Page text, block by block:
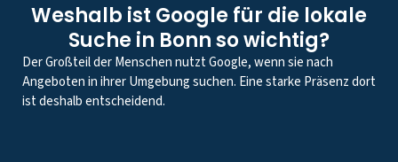
Weshalb ist Google für die lokale
Suche in Bonn so wichtig?
Der Großteil der Menschen nutzt Google, wenn sie nach
Angeboten in ihrer Umgebung suchen. Eine starke Präsenz dort
ist deshalb entscheidend.